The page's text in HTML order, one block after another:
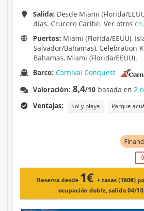
Salida: Desde Miami (Florida/
días. Crucero Caribe. Ver otros
Puertos: Miami (Florida/EEUU),
Salvador/Bahamas), Celebration
Bahamas, Miami (Florida/EEUU).
Barco:Carnival Conquest
Valoración: 8,4/10 basada en2
Ventajas:
Sol y playa Parque
-
Reserva desde 1€ + tasas (160€)
ocupación doble, salida 04/